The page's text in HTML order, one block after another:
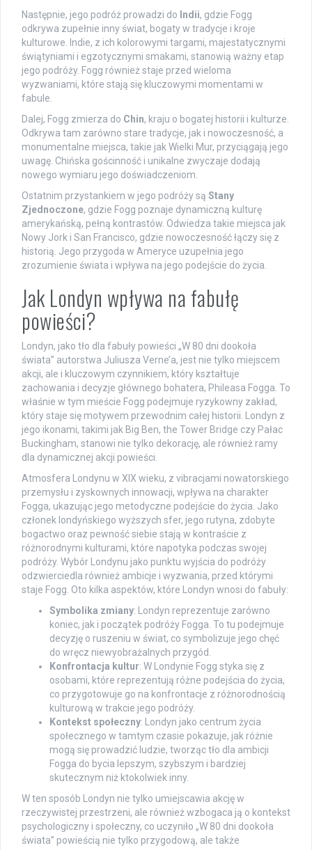
Następnie, jego podróż prowadzi do Indii, gdzie Fogg
odkrywa zupełnie inny świat, bogaty w tradycje i kroje
kulturowe. Indie, z ich kolorowymi targami, majestatycznymi
świątyniami i egzotycznymi smakami, stanowią ważny etap
jego podróży. Fogg również staje przed wieloma
wyzwaniami, które stają się kluczowymi momentami w
fabule.
Dalej, Fogg zmierza do Chin, kraju o bogatej historii i kulturze.
Odkrywa tam zarówno stare tradycje, jak i nowoczesność, a
monumentalne miejsca, takie jak Wielki Mur, przyciągają jego
uwagę. Chińska gościnność i unikalne zwyczaje dodają
nowego wymiaru jego doświadczeniom.
Ostatnim przystankiem w jego podróży są Stany
Zjednoczone, gdzie Fogg poznaje dynamiczną kulturę
amerykańską, pełną kontrastów. Odwiedza takie miejsca jak
Nowy Jork i San Francisco, gdzie nowoczesność łączy się z
historią. Jego przygoda w Ameryce uzupełnia jego
zrozumienie świata i wpływa na jego podejście do życia.
Jak Londyn wpływa na fabułę
powieści?
Londyn, jako tło dla fabuły powieści „W 80 dni dookoła
świata” autorstwa Juliusza Verne’a, jest nie tylko miejscem
akcji, ale i kluczowym czynnikiem, który kształtuje
zachowania i decyzje głównego bohatera, Phileasa Fogga. To
właśnie w tym mieście Fogg podejmuje ryzykowny zakład,
który staje się motywem przewodnim całej historii. Londyn z
jego ikonami, takimi jak Big Ben, the Tower Bridge czy Pałac
Buckingham, stanowi nie tylko dekorację, ale również ramy
dla dynamicznej akcji powieści.
Atmosfera Londynu w XIX wieku, z vibracjami nowatorskiego
przemysłu i zyskownych innowacji, wpływa na charakter
Fogga, ukazując jego metodyczne podejście do życia. Jako
członek londyńskiego wyższych sfer, jego rutyna, zdobyte
bogactwo oraz pewność siebie stają w kontraście z
różnorodnymi kulturami, które napotyka podczas swojej
podróży. Wybór Londynu jako punktu wyjścia do podróży
odzwierciedla również ambicje i wyzwania, przed którymi
staje Fogg. Oto kilka aspektów, które Londyn wnosi do fabuły:
Symbolika zmiany: Londyn reprezentuje zarówno
koniec, jak i początek podróży Fogga. To tu podejmuje
decyzję o ruszeniu w świat, co symbolizuje jego chęć
do wręcz niewyobrażalnych przygód.
Konfrontacja kultur: W Londynie Fogg styka się z
osobami, które reprezentują różne podejścia do życia,
co przygotowuje go na konfrontacje z różnorodnością
kulturową w trakcie jego podróży.
Kontekst społeczny: Londyn jako centrum życia
społecznego w tamtym czasie pokazuje, jak różnie
mogą się prowadzić ludzie, tworząc tło dla ambicji
Fogga do bycia lepszym, szybszym i bardziej
skutecznym niż ktokolwiek inny.
W ten sposób Londyn nie tylko umiejscawia akcję w
rzeczywistej przestrzeni, ale również wzbogaca ją o kontekst
psychologiczny i społeczny, co uczyniło „W 80 dni dookoła
świata” powieścią nie tylko przygodową, ale także